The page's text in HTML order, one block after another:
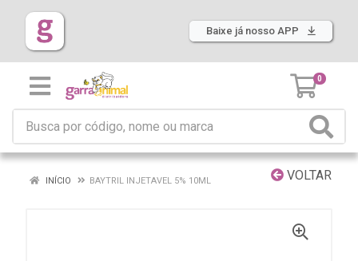
Baixe já nosso APP
0
VOLTAR
INÍCIO BAYTRIL INJETAVEL 5% 10ML